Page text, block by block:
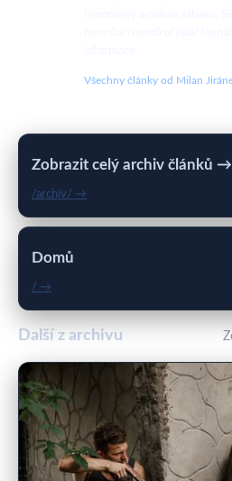
Všechny články od Milan
Zobrazit celý archiv článků →
/archiv/ →
Domů
/ →
Další z archivu